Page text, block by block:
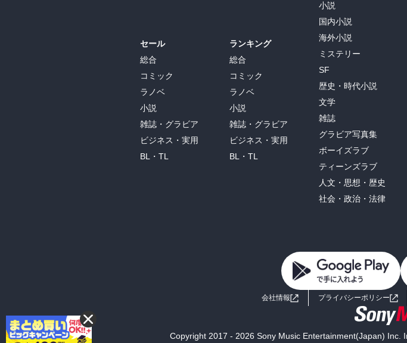
セール
総合
コミック
ラノベ
小説
雑誌・グラビア
ビジネス・実用
BL・TL
ランキング
総合
コミック
ラノベ
小説
雑誌・グラビア
ビジネス・実用
BL・TL
小説
国内小説
海外小説
ミステリー
SF
歴史・時代小説
文学
雑誌
グラビア写真集
ボーイズラブ
ティーンズラブ
人文・思想・歴史
社会・政治・法律
会社情報 プライバシーポリシー
Copyright 2017 - 2026 Sony Music Entertainment(Japan)